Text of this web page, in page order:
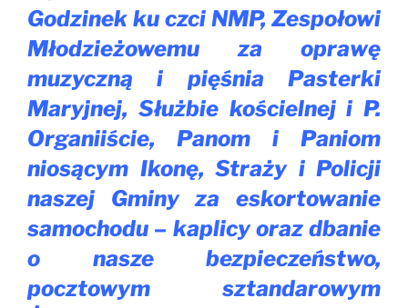
Godzinek ku czci NMP, Zespołowi
Młodzieżowemu za oprawę
muzyczną i pięśnia Pasterki
Maryjnej, Służbie kościelnej i P.
Organiiście, Panom i Paniom
niosącym Ikonę, Straży i Policji
naszej Gminy za eskortowanie
samochodu – kaplicy oraz dbanie
o nasze bezpieczeństwo,
pocztowym sztandarowym